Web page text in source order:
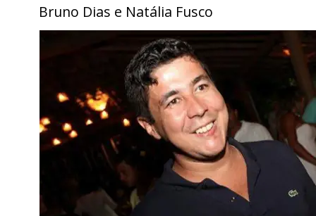
Bruno Dias e Natália Fusco